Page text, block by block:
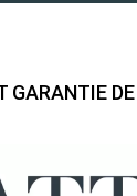
GARANTIE